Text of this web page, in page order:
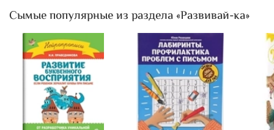
Сымые популярные из раздела «Развивай-ка»